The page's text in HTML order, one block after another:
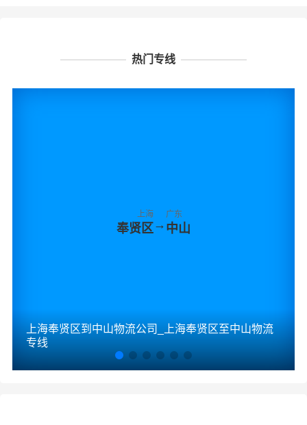
热门专线
上海
奉贤区→
广东
中山
上海奉贤区到中山物流公司_上海奉贤区至中山物流
专线